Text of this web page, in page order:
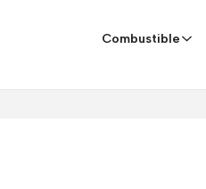
Combustible